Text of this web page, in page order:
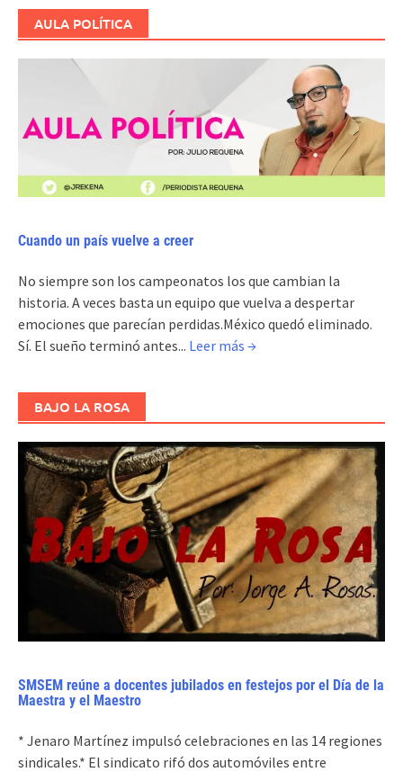
AULA POLÍTICA
Cuando un país vuelve a creer
No siempre son los campeonatos los que cambian la
historia. A veces basta un equipo que vuelva a despertar
emociones que parecían perdidas.México quedó eliminado.
Sí. El sueño terminó antes... Leer más →
BAJO LA ROSA
SMSEM reúne a docentes jubilados en festejos por el Día de la
Maestra y el Maestro
* Jenaro Martínez impulsó celebraciones en las 14 regiones
sindicales.* El sindicato rifó dos automóviles entre